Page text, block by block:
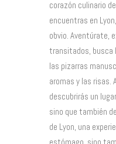
corazón culinario
encuentras en
obvio. Aventúrate,
transitados, busca
las pizarras
aromas y las risas.
descubrirás un
sino que también
de Lyon, una